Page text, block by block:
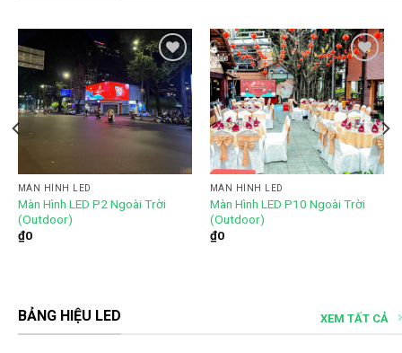
Add to
wishlist
MÀN HÌNH LED
Màn Hình LED P2 Ngoài Trời
(Outdoor)
₫0
Add to
wishlist
MÀN HÌNH LED
Màn Hình LED P10 Ngoài Trời
(Outdoor)
₫0
BẢNG HIỆU LED XEM TẤT CẢ